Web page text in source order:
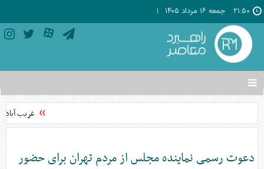
۲۱:۵۰ جمعه ۱۶ مرداد ۱۴۰۵
تغییر
وضعیت
منوی
ها
غریب
دعوت رسمی نماینده مجلس از مردم تهران برای حضور